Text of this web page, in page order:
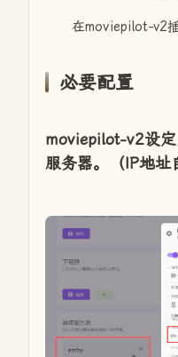
在moviepilot-v2
必要配置
moviepilot-v2设
服务器。（IP地址